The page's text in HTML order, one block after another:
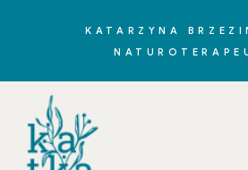
KATARZYNA